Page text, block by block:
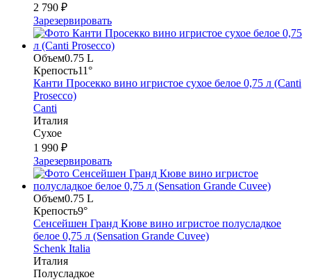
2 790 ₽
Зарезервировать
Объем0.75 L
Крепость11°
Канти Просекко вино игристое сухое белое 0,75 л (Canti
Prosecco)
Canti
Италия
Сухое
1 990 ₽
Зарезервировать
Объем0.75 L
Крепость9°
Сенсейшен Гранд Кюве вино игристое полусладкое
белое 0,75 л (Sensation Grande Cuvee)
Schenk Italia
Италия
Полусладкое